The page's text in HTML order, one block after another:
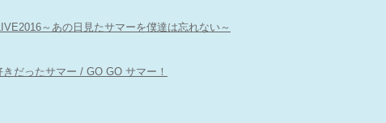
～あの日見たサマーを僕達は忘れない～
だったサマー / GO GO サマー！